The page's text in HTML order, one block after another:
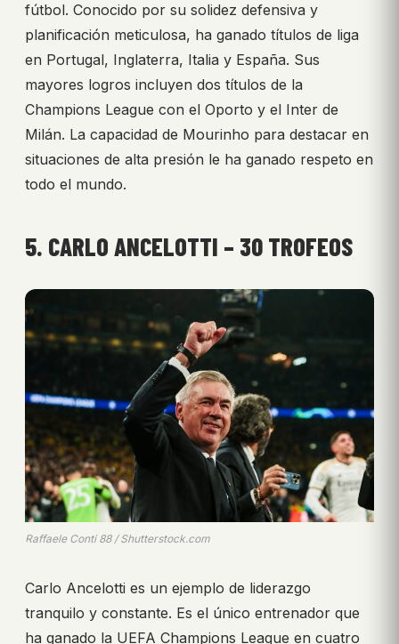
fútbol. Conocido por su solidez defensiva y
planificación meticulosa, ha ganado títulos de liga
en Portugal, Inglaterra, Italia y España. Sus
mayores logros incluyen dos títulos de la
Champions League con el Oporto y el Inter de
Milán. La capacidad de Mourinho para destacar en
situaciones de alta presión le ha ganado respeto en
todo el mundo.
5. CARLO ANCELOTTI – 30 TROFEOS
Raffaele Conti 88 / Shutterstock.com
Carlo Ancelotti es un ejemplo de liderazgo
tranquilo y constante. Es el único entrenador que
ha ganado la UEFA Champions League en cuatro